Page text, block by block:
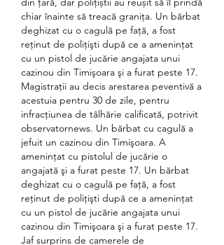
chiar înainte să treacă granița. Un bărbat
deghizat cu o cagulă pe faţă, a fost
reţinut de poliţişti după ce a ameninţat
cu un pistol de jucărie angajata unui
cazinou din Timişoara şi a furat peste 17.
Magistraţii au decis arestarea peventivă a
acestuia pentru 30 de zile, pentru
infracţiunea de tâlhărie calificată, potrivit
observatornews. Un bărbat cu cagulă a
jefuit un cazinou din Timişoara. A
ameninţat cu pistolul de jucărie o
angajată şi a furat peste 17. Un bărbat
deghizat cu o cagulă pe faţă, a fost
reţinut de poliţişti după ce a ameninţat
cu un pistol de jucărie angajata unui
cazinou din Timişoara şi a furat peste 17.
Jaf surprins de camerele de